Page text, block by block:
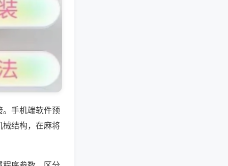
。手机端软件预
械结构，在麻将